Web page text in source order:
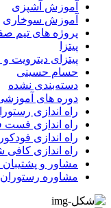
آموزش آشپزی
آموزش سوخاری
پروژه های تیم
پیتزا
پیتزای دیترویت و
حسام حسینی
دسته‌بندی نشده
دوره های
راه اندازی
راه اندازی فست
راه اندازی
راه اندازی
مشاور و
مشاوره رستوران